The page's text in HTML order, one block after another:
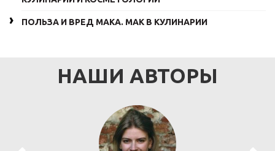
ПОЛЬЗА И ВРЕД МАКА. МАК В КУЛИНАРИИ
НАШИ АВТОРЫ